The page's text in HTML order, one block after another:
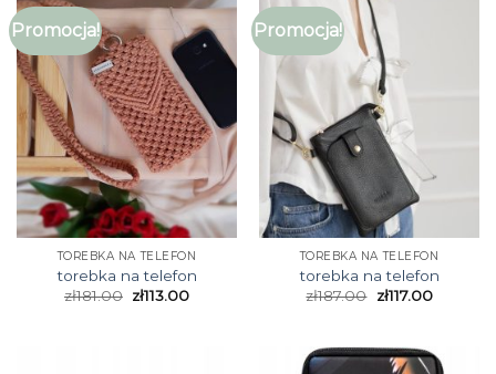
Promocja!
TOREBKA NA TELEFON
torebka na telefon
zł181.00 zł113.00
Promocja!
TOREBKA NA TELEFON
torebka na telefon
zł187.00 zł117.00